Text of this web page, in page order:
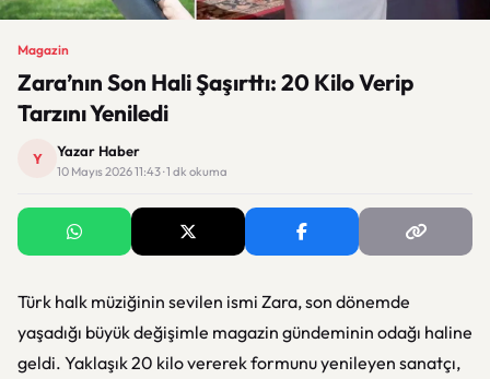
Magazin
Zara’nın Son Hali Şaşırttı: 20 Kilo Verip
Tarzını Yeniledi
Y Yazar Haber
10 Mayıs 2026 11:43 · 1 dk okuma
Türk halk müziğinin sevilen ismi Zara, son dönemde
yaşadığı büyük değişimle magazin gündeminin odağı haline
geldi. Yaklaşık 20 kilo vererek formunu yenileyen sanatçı,